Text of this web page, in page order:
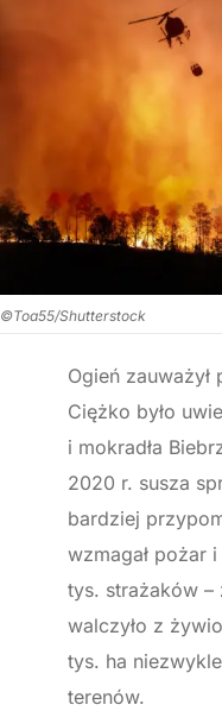
©Toa55/Shutterstock
Ogień
Ciężko było
i mokradła
2020 r. susza
bardziej
wzmagał pożar
tys. strażaków
walczyło z
tys. ha
terenów.